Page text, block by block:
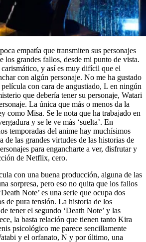
empatía que transmiten sus personajes
los grandes fallos, desde mi punto de vista.
y así es muy difícil que el
con algún personaje. No me ha gustado
con cara de angustiado, L en ningún
que debería tener su personaje, Watari
La única que más o menos da la
como Misa. Se le nota que ha trabajado en
y se le ve más ‘suelta’. En
temporadas del anime hay muchísimos
de las grandes virtudes de las historias de
para engancharte a ver, disfrutar y
de Netflix, cero.
con una buena producción, alguna de las
sorpresa, pero eso no quita que los fallos
Note’ es una serie que ocupa dos
de pura tensión. La historia de los
tener el segundo ‘Death Note’ y las
la basta relación que tienen tanto Kira
psicológico me parece sencillamente
y el orfanato, N y por último, una